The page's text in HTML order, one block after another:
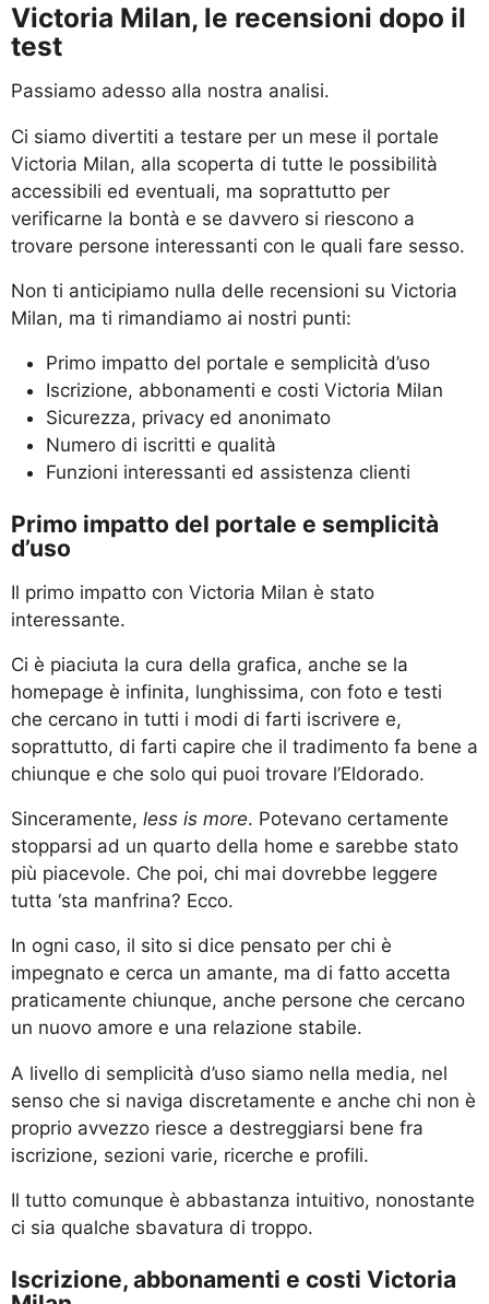
Victoria Milan, le recensioni dopo il
test
Passiamo adesso alla nostra analisi.
Ci siamo divertiti a testare per un mese il portale
Victoria Milan, alla scoperta di tutte le possibilità
accessibili ed eventuali, ma soprattutto per
verificarne la bontà e se davvero si riescono a
trovare persone interessanti con le quali fare sesso.
Non ti anticipiamo nulla delle recensioni su Victoria
Milan, ma ti rimandiamo ai nostri punti:
Primo impatto del portale e semplicità d’uso
Iscrizione, abbonamenti e costi Victoria Milan
Sicurezza, privacy ed anonimato
Numero di iscritti e qualità
Funzioni interessanti ed assistenza clienti
Primo impatto del portale e semplicità
d’uso
Il primo impatto con Victoria Milan è stato
interessante.
Ci è piaciuta la cura della grafica, anche se la
homepage è infinita, lunghissima, con foto e testi
che cercano in tutti i modi di farti iscrivere e,
soprattutto, di farti capire che il tradimento fa bene a
chiunque e che solo qui puoi trovare l’Eldorado.
Sinceramente, less is more. Potevano certamente
stopparsi ad un quarto della home e sarebbe stato
più piacevole. Che poi, chi mai dovrebbe leggere
tutta ‘sta manfrina? Ecco.
In ogni caso, il sito si dice pensato per chi è
impegnato e cerca un amante, ma di fatto accetta
praticamente chiunque, anche persone che cercano
un nuovo amore e una relazione stabile.
A livello di semplicità d’uso siamo nella media, nel
senso che si naviga discretamente e anche chi non è
proprio avvezzo riesce a destreggiarsi bene fra
iscrizione, sezioni varie, ricerche e profili.
Il tutto comunque è abbastanza intuitivo, nonostante
ci sia qualche sbavatura di troppo.
Iscrizione, abbonamenti e costi Victoria